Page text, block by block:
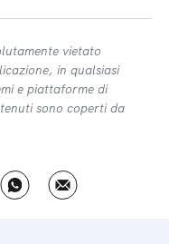
vietato
in qualsiasi
e piattaforme di
sono coperti da